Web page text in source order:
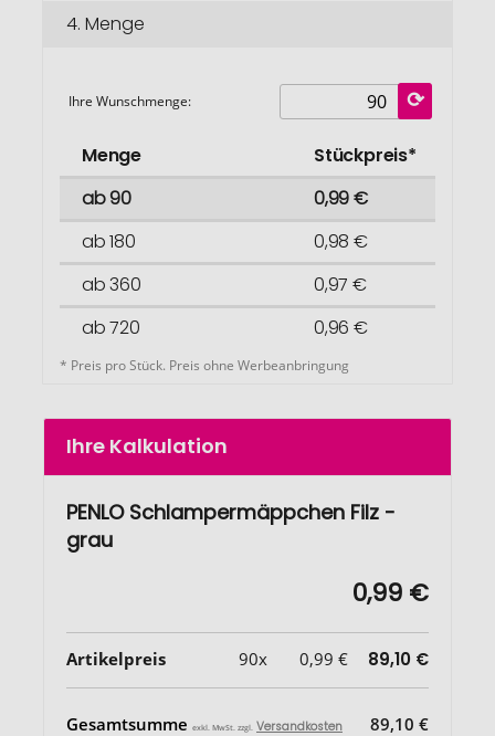
4. Menge
Ihre Wunschmenge:
Menge
Stückpreis*
ab 90
0,99 €
ab 180
0,98 €
ab 360
0,97 €
ab 720
0,96 €
* Preis pro Stück. Preis ohne Werbeanbringung
Ihre Kalkulation
PENLO Schlampermäppchen Filz -
grau
0,99 €
Artikelpreis 90x 0,99 € 89,10 €
Gesamtsumme exkl. MwSt. zzgl. Versandkosten 89,10 €